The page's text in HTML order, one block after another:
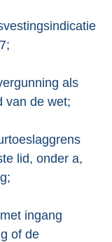
als
van de wet;
lid, onder a,
ingang
of de